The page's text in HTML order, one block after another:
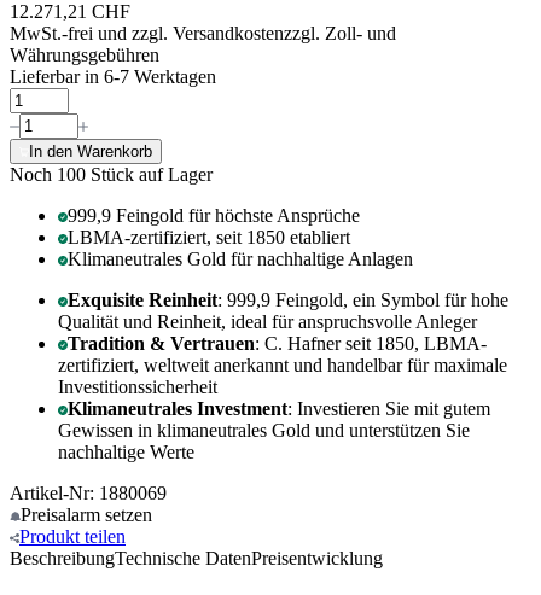
12.271,21 CHF
MwSt.-frei und zzgl. Versandkostenzzgl. Zoll- und
Währungsgebühren
Lieferbar in 6-7 Werktagen
In den Warenkorb
Noch 100 Stück auf Lager
999,9 Feingold für höchste Ansprüche
LBMA-zertifiziert, seit 1850 etabliert
Klimaneutrales Gold für nachhaltige Anlagen
Exquisite Reinheit: 999,9 Feingold, ein Symbol für hohe
Qualität und Reinheit, ideal für anspruchsvolle Anleger
Tradition & Vertrauen: C. Hafner seit 1850, LBMA-
zertifiziert, weltweit anerkannt und handelbar für maximale
Investitionssicherheit
Klimaneutrales Investment: Investieren Sie mit gutem
Gewissen in klimaneutrales Gold und unterstützen Sie
nachhaltige Werte
Artikel-Nr: 1880069
Preisalarm setzen
Produkt teilen
BeschreibungTechnische DatenPreisentwicklung